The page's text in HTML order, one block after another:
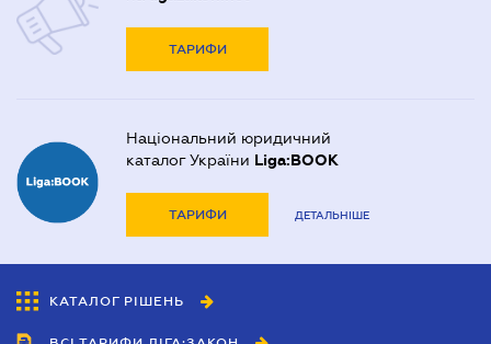
ТАРИФИ
Національний юридичний
каталог України Liga:BOOK
ТАРИФИ ДЕТАЛЬНІШЕ
КАТАЛОГ РІШЕНЬ